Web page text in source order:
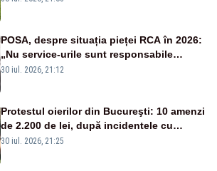
POSA, despre situația pieței RCA în 2026:
„Nu service-urile sunt responsabile
pentru scumpirea polițelor”
30 iul. 2026, 21:12
Protestul oierilor din Bucureşti: 10 amenzi
de 2.200 de lei, după incidentele cu
jandarmii
30 iul. 2026, 21:25